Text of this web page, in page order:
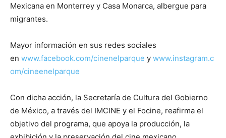
Mexicana en Monterrey y Casa Monarca, albergue para
migrantes.
Mayor información en sus redes sociales
en www.facebook.com/cinenelparque y www.instagram.c
om/cineenelparque
Con dicha acción, la Secretaría de Cultura del Gobierno
de México, a través del IMCINE y el Focine, reafirma el
objetivo del programa, que apoya la producción, la